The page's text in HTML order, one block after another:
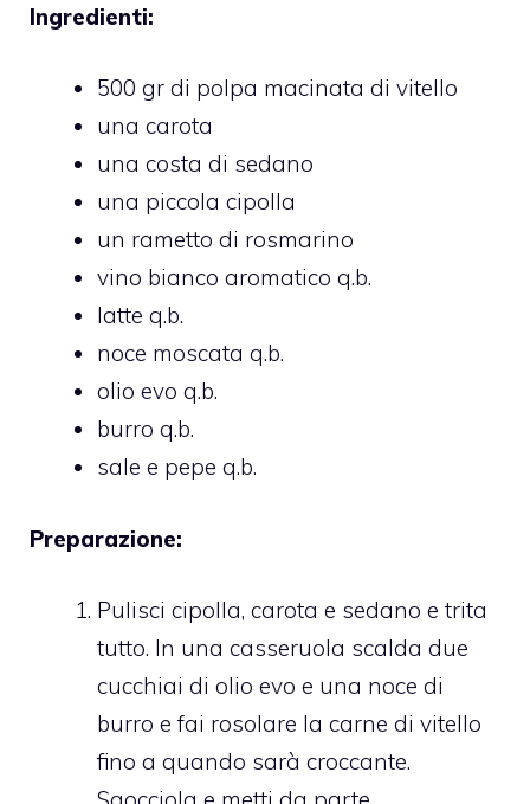
Ingredienti:
500 gr di polpa macinata di vitello
una carota
una costa di sedano
una piccola cipolla
un rametto di rosmarino
vino bianco aromatico q.b.
latte q.b.
noce moscata q.b.
olio evo q.b.
burro q.b.
sale e pepe q.b.
Preparazione:
Pulisci cipolla, carota e sedano e trita
tutto. In una casseruola scalda due
cucchiai di olio evo e una noce di
burro e fai rosolare la carne di vitello
fino a quando sarà croccante.